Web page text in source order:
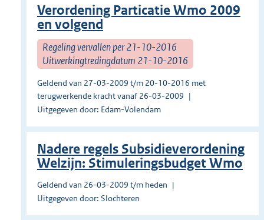
Verordening Particatie Wmo 2009
en volgend
Regeling vervallen per 21-10-2016
Uitwerkingtredingdatum 21-10-2016
Geldend van 27-03-2009 t/m 20-10-2016 met
terugwerkende kracht vanaf 26-03-2009
Uitgegeven door: Edam-Volendam
Nadere regels Subsidieverordening
Welzijn: Stimuleringsbudget Wmo
Geldend van 26-03-2009 t/m heden
Uitgegeven door: Slochteren